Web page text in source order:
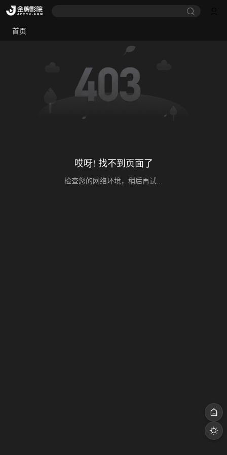
首页
哎呀! 找不到页面了
检查您的网络环境，稍后再试...